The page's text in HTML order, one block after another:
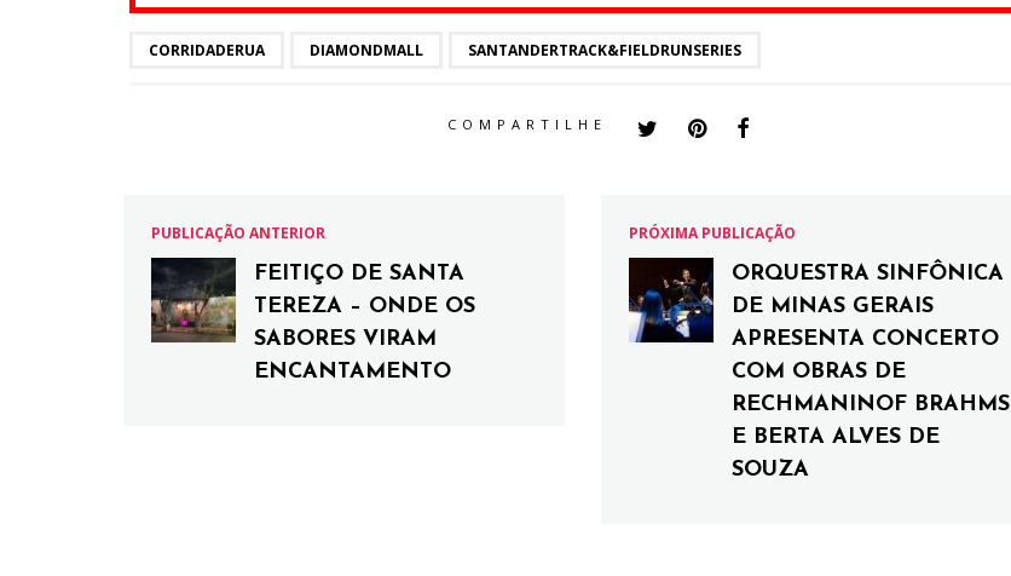
CORRIDADERUA DIAMONDMALL SANTANDERTRACK&FIELDRUNSERIES
COMPARTILHE
PUBLICAÇÃO ANTERIOR
FEITIÇO DE SANTA
TEREZA – ONDE OS
SABORES VIRAM
ENCANTAMENTO
PRÓXIMA PUBLICAÇÃO
ORQUESTRA SINFÔNICA
DE MINAS GERAIS
APRESENTA CONCERTO
COM OBRAS DE
RECHMANINOF BRAHMS
E BERTA ALVES DE
SOUZA